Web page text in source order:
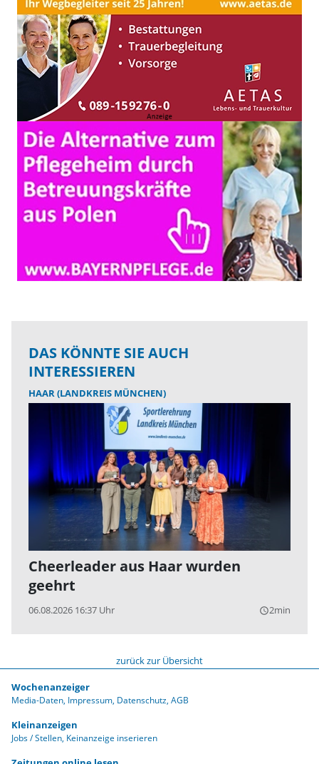
DAS KÖNNTE SIE AUCH
INTERESSIEREN
HAAR (LANDKREIS MÜNCHEN)
Cheerleader aus Haar wurden
geehrt
06.08.2026 16:37 Uhr query_builder2min
zurück zur Übersicht
Wochenanzeiger
Media-Daten Impressum Datenschutz AGB
Kleinanzeigen
Jobs / Stellen Keinanzeige inserieren